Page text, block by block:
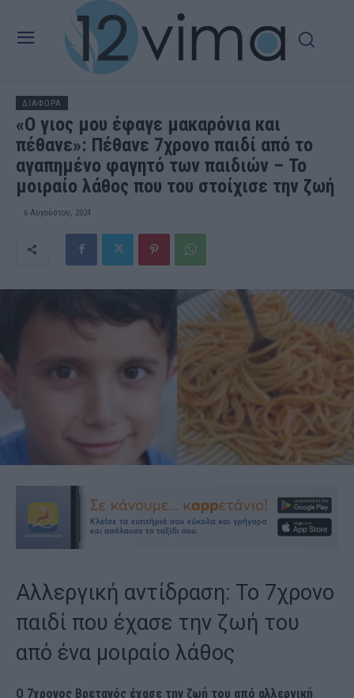
ΔΙΑΦΟΡΑ
«Ο γιος μου έφαγε μακαρόνια και
πέθανε»: Πέθανε 7χρονο παιδί από το
αγαπημένο φαγητό των παιδιών – Το
μοιραίο λάθος που του στοίχισε την ζωή
6 Αυγούστου, 2024
Αλλεργική αντίδραση: Το 7χρονο
παιδί που έχασε την ζωή του
από ένα μοιραίο λάθος
Ο 7χρονος Βρετανός έχασε την ζωή του από αλλεργική